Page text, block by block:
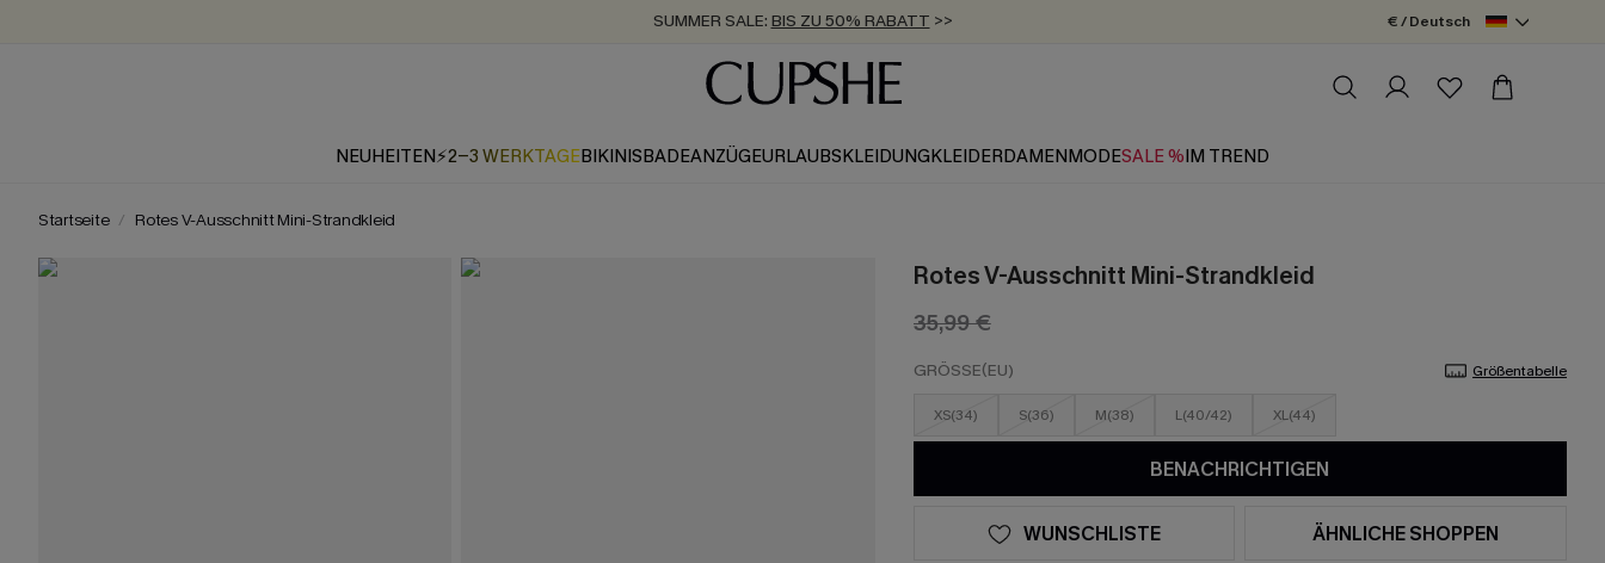
SUMMER SALE: BIS ZU 50% RABATT >>
ZUM NEWSLETTER:BIS ZU -20% EXTRA ERHALTEN
KOSTENLOSER VERSAND AB 89 €
€ / Deutsch
NEUHEITEN⚡2-3 WERKTAGEBIKINISBADEANZÜGEURLAUBSKLEIDUNGKLEIDERDAMENMODESALE %IM TREND
Startseite Rotes V-Ausschnitt Mini-Strandkleid
Rotes V-Ausschnitt Mini-Strandkleid
35,99 €
GRÖSSE(EU) Größentabelle
XS(34) S(36) M(38) L(40/42) XL(44)
BENACHRICHTIGEN
WUNSCHLISTE ÄHNLICHE SHOPPEN